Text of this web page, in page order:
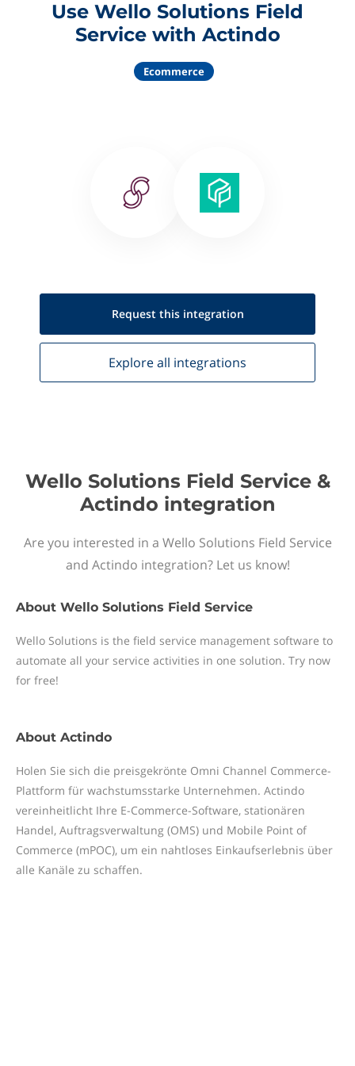
Use Wello Solutions Field
Service with Actindo
Ecommerce
Request this integration
Explore all integrations
Wello Solutions Field Service &
Actindo integration
Are you interested in a Wello Solutions Field Service
and Actindo integration? Let us know!
About Wello Solutions Field Service
Wello Solutions is the field service management software to
automate all your service activities in one solution. Try now
for free!
About Actindo
Holen Sie sich die preisgekrönte Omni Channel Commerce-
Plattform für wachstumsstarke Unternehmen. Actindo
vereinheitlicht Ihre E-Commerce-Software, stationären
Handel, Auftragsverwaltung (OMS) und Mobile Point of
Commerce (mPOC), um ein nahtloses Einkaufserlebnis über
alle Kanäle zu schaffen.